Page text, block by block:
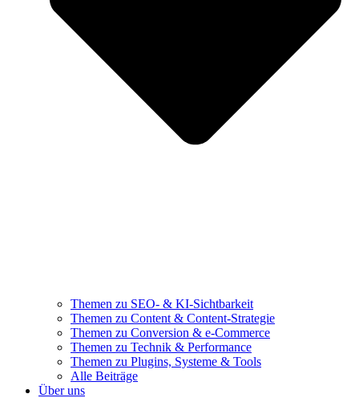
Themen zu SEO- & KI-Sichtbarkeit
Themen zu Content & Content-Strategie
Themen zu Conversion & e-Commerce
Themen zu Technik & Performance
Themen zu Plugins, Systeme & Tools
Alle Beiträge
Über uns